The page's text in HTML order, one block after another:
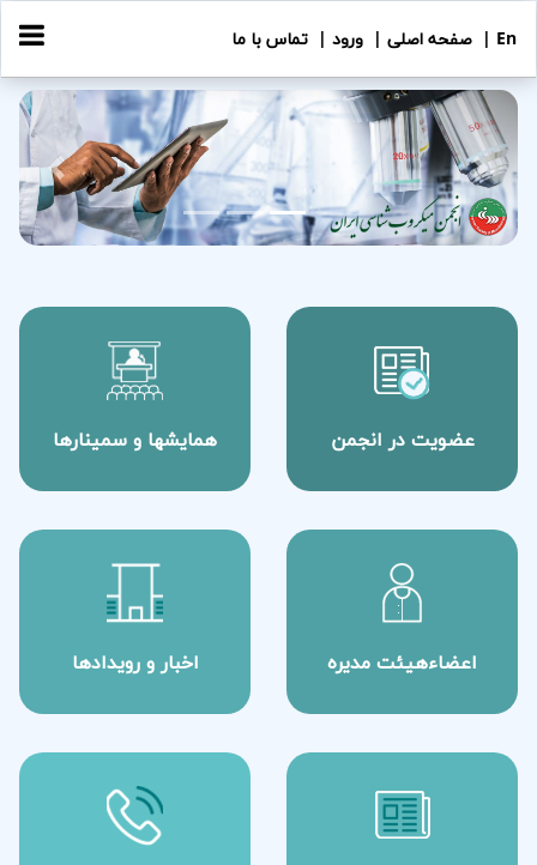
En | صفحه اصلی | ورود | تماس با ما
Next
عضویت در انجمن همایشها و سمینارها
اعضاءهیئت مدیره اخبار و رویدادها